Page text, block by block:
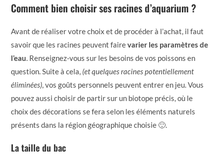
Comment bien choisir ses racines d’aquarium ?
Avant de réaliser votre choix et de procéder à l’achat, il faut
savoir que les racines peuvent fairevarier les paramètres de
l’eau. Renseignez-vous sur les besoins de vos poissons en
question. Suite à cela, (et quelques racines potentiellement
éliminées), vos goûts personnels peuvent entrer en jeu. Vous
pouvez aussi choisir de partir sur un biotope précis, où le
choix des décorations se fera selon les éléments naturels
présents dans la région géographique choisie 🙂.
La taille du bac